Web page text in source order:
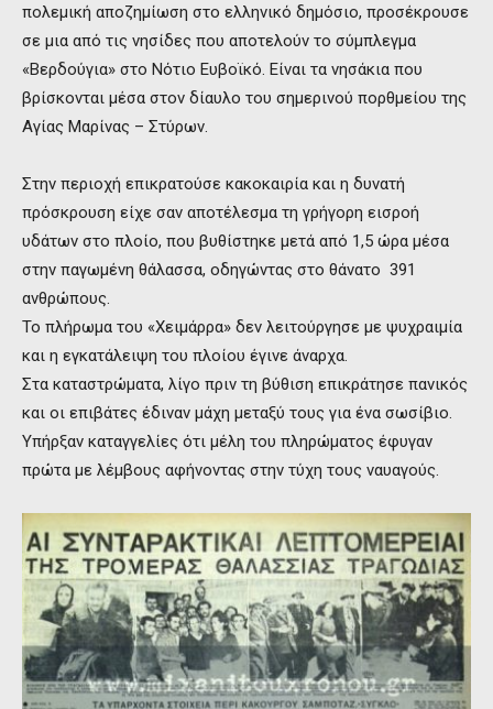
πολεμική αποζημίωση στο ελληνικό δημόσιο, προσέκρουσε
σε μια από τις νησίδες που αποτελούν το σύμπλεγμα
«Βερδούγια» στο Νότιο Ευβοϊκό. Είναι τα νησάκια που
βρίσκονται μέσα στον δίαυλο του σημερινού πορθμείου της
Αγίας Μαρίνας – Στύρων.
Στην περιοχή επικρατούσε κακοκαιρία και η δυνατή
πρόσκρουση είχε σαν αποτέλεσμα τη γρήγορη εισροή
υδάτων στο πλοίο, που βυθίστηκε μετά από 1,5 ώρα μέσα
στην παγωμένη θάλασσα, οδηγώντας στο θάνατο 391
ανθρώπους.
Το πλήρωμα του «Χειμάρρα» δεν λειτούργησε με ψυχραιμία
και η εγκατάλειψη του πλοίου έγινε άναρχα.
Στα καταστρώματα, λίγο πριν τη βύθιση επικράτησε πανικός
και οι επιβάτες έδιναν μάχη μεταξύ τους για ένα σωσίβιο.
Υπήρξαν καταγγελίες ότι μέλη του πληρώματος έφυγαν
πρώτα με λέμβους αφήνοντας στην τύχη τους ναυαγούς.